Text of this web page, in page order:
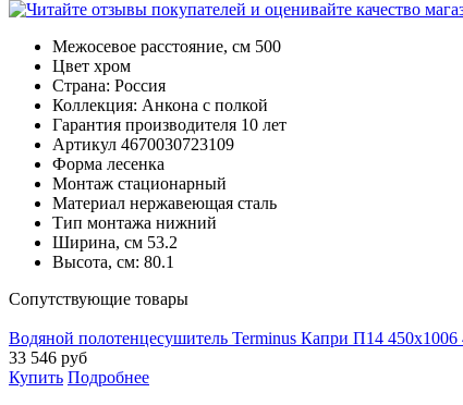
Межосевое расстояние, см 500
Цвет хром
Страна: Россия
Коллекция: Анкона с полкой
Гарантия производителя 10 лет
Артикул 4670030723109
Форма лесенка
Монтаж стационарный
Материал нержавеющая сталь
Тип монтажа нижний
Ширина, см 53.2
Высота, см: 80.1
Cопутствующие товары
Водяной полотенцесушитель Terminus Капри П14 450х1006
33 546 руб
Купить Подробнее